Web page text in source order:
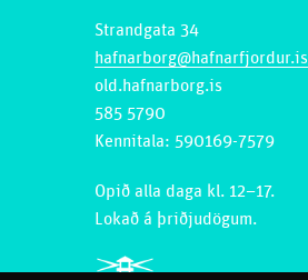
Strandgata 34
hafnarborg@hafnarfjordur.is
old.hafnarborg.is
585 5790
Kennitala: 590169-7579
Opið alla daga kl. 12–17.
Lokað á þriðjudögum.